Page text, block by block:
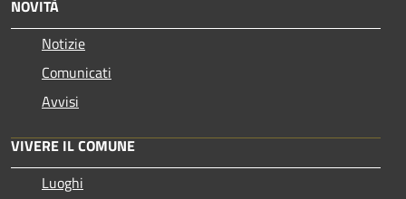
NOVITÀ
Notizie
Comunicati
Avvisi
VIVERE IL COMUNE
Luoghi